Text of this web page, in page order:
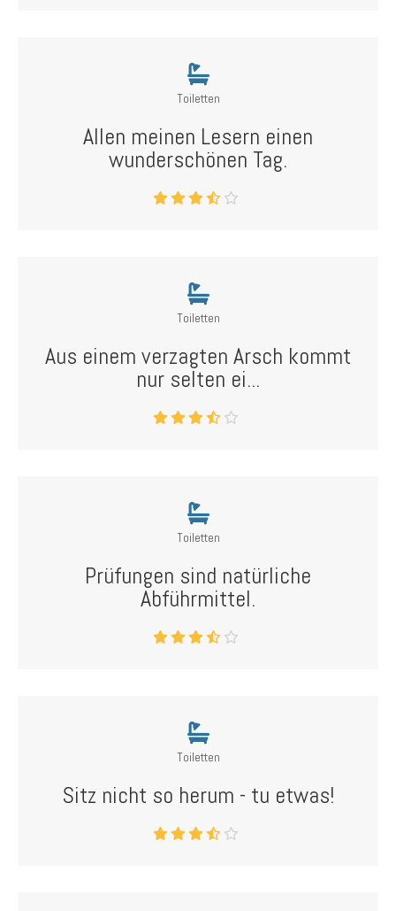
Toiletten
Allen meinen Lesern einen
wunderschönen Tag.
Toiletten
Aus einem verzagten Arsch kommt
nur selten ei...
Toiletten
Prüfungen sind natürliche
Abführmittel.
Toiletten
Sitz nicht so herum - tu etwas!